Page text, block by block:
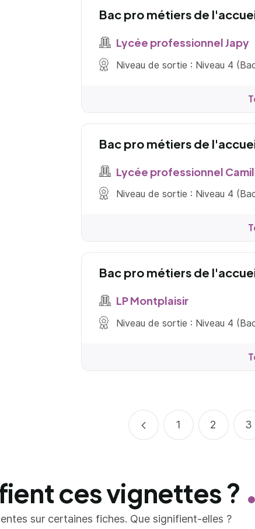
Bac pro métiers de
Lycée professionnel Japy
Niveau de sortie : Niveau 4
Bac pro métiers de
Lycée professionnel
Niveau de sortie : Niveau 4
Bac pro métiers de
LP Montplaisir
Niveau de sortie : Niveau 4
Précédent
1 2 3
ces vignettes ?
sur certaines fiches. Que signifient-elles ?